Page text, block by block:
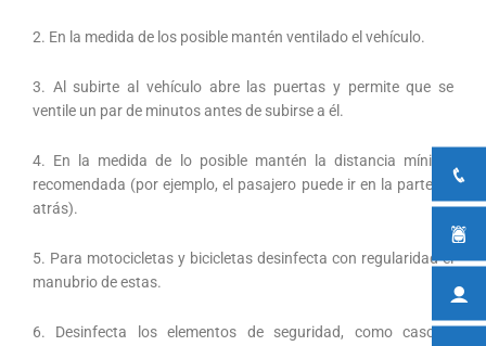
2. En la medida de los posible mantén ventilado el vehículo.
3. Al subirte al vehículo abre las puertas y permite que se
ventile un par de minutos antes de subirse a él.
4. En la medida de lo posible mantén la distancia mínima
recomendada (por ejemplo, el pasajero puede ir en la parte de
atrás).
5. Para motocicletas y bicicletas desinfecta con regularidad el
manubrio de estas.
6. Desinfecta los elementos de seguridad, como cascos,